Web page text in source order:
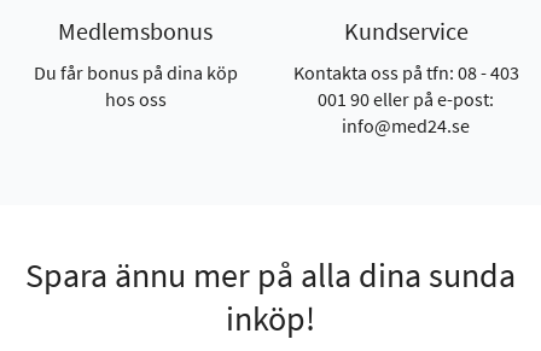
Medlemsbonus
Du får bonus på dina köp
hos oss
Kundservice
Kontakta oss på tfn: 08 - 403
001 90 eller på e-post:
info@med24.se
Spara ännu mer på alla dina sunda
inköp!